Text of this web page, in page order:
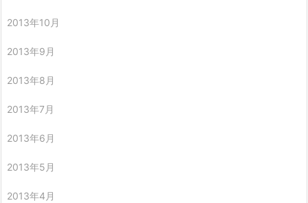
2013年10月
2013年9月
2013年8月
2013年7月
2013年6月
2013年5月
2013年4月